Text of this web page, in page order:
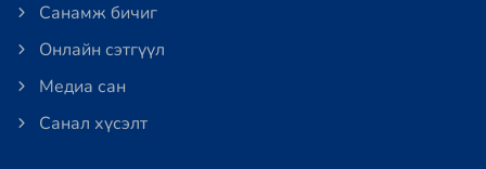
Санамж бичиг
Онлайн сэтгүүл
Медиа сан
Санал хүсэлт